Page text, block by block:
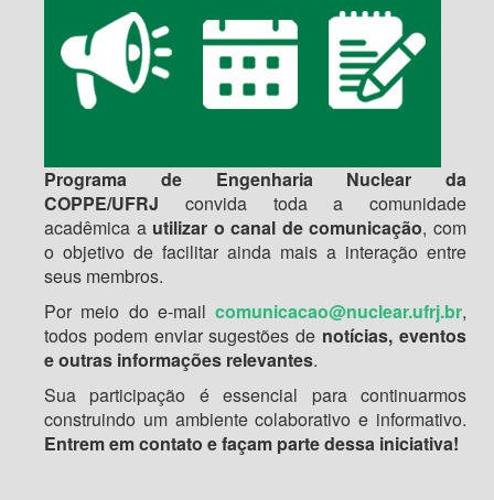
Programa de Engenharia Nuclear da
COPPE/UFRJ convida toda a comunidade
acadêmica a utilizar o canal de comunicação, com
o objetivo de facilitar ainda mais a interação entre
seus membros.
Por meio do e-mail comunicacao@nuclear.ufrj.br,
todos podem enviar sugestões de notícias, eventos
e outras informações relevantes.
Sua participação é essencial para continuarmos
construindo um ambiente colaborativo e informativo.
Entrem em contato e façam parte dessa iniciativa!